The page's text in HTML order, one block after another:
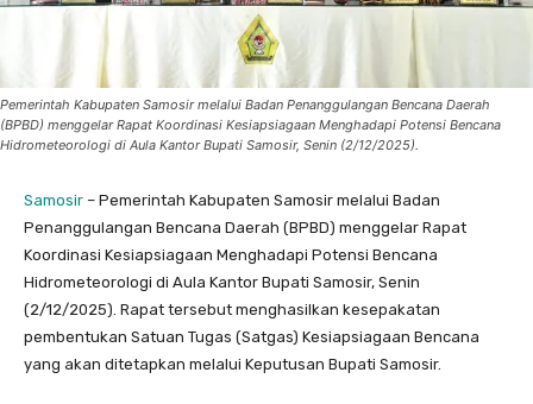
Pemerintah Kabupaten Samosir melalui Badan Penanggulangan Bencana Daerah
(BPBD) menggelar Rapat Koordinasi Kesiapsiagaan Menghadapi Potensi Bencana
Hidrometeorologi di Aula Kantor Bupati Samosir, Senin (2/12/2025).
Samosir – Pemerintah Kabupaten Samosir melalui Badan
Penanggulangan Bencana Daerah (BPBD) menggelar Rapat
Koordinasi Kesiapsiagaan Menghadapi Potensi Bencana
Hidrometeorologi di Aula Kantor Bupati Samosir, Senin
(2/12/2025). Rapat tersebut menghasilkan kesepakatan
pembentukan Satuan Tugas (Satgas) Kesiapsiagaan Bencana
yang akan ditetapkan melalui Keputusan Bupati Samosir.